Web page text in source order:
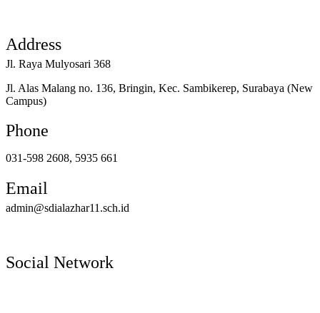
Address
Jl. Raya Mulyosari 368
Jl. Alas Malang no. 136, Bringin, Kec. Sambikerep, Surabaya (New
Campus)
Phone
031-598 2608, 5935 661
Email
admin@sdialazhar11.sch.id
Social Network